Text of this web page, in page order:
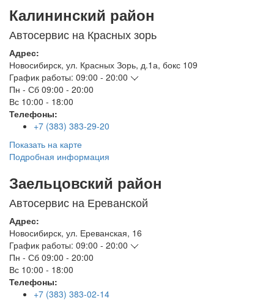
Калининский район
Автосервис на Красных зорь
Адрес:
Новосибирск, ул. Красных Зорь, д.1а, бокс 109
График работы: 09:00 - 20:00
Пн - Сб 09:00 - 20:00
Вс 10:00 - 18:00
Телефоны:
+7 (383) 383-29-20
Показать на карте
Подробная информация
Заельцовский район
Автосервис на Ереванской
Адрес:
Новосибирск, ул. Ереванская, 16
График работы: 09:00 - 20:00
Пн - Сб 09:00 - 20:00
Вс 10:00 - 18:00
Телефоны:
+7 (383) 383-02-14